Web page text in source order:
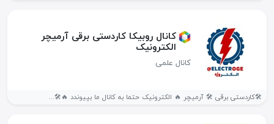
کانال روبیکا کاردستی برقی آرمیچر
الکترونیک
کانال علمی
🛠کاردستی برقی 🛠 آرمیچر 🔥 الکترونیک حتما به کانال ما بپیوندد 🔥🛠...